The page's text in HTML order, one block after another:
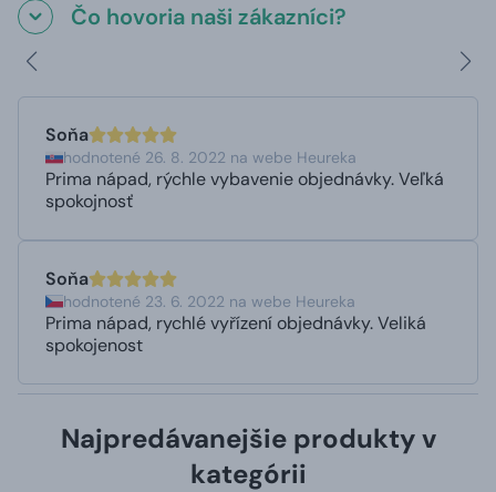
Čo hovoria naši zákazníci?
Soňa
hodnotené 26. 8. 2022 na webe Heureka
Prima nápad, rýchle vybavenie objednávky. Veľká
spokojnosť
Soňa
hodnotené 23. 6. 2022 na webe Heureka
Prima nápad, rychlé vyřízení objednávky. Veliká
spokojenost
Najpredávanejšie produkty v
kategórii